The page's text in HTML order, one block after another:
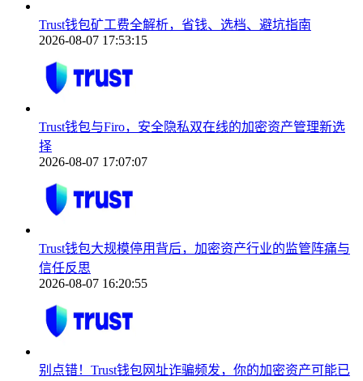
Trust钱包矿工费全解析，省钱、选档、避坑指南
2026-08-07 17:53:15
Trust钱包与Firo，安全隐私双在线的加密资产管理新选
择
2026-08-07 17:07:07
Trust钱包大规模停用背后，加密资产行业的监管阵痛与
信任反思
2026-08-07 16:20:55
别点错！Trust钱包网址诈骗频发，你的加密资产可能已